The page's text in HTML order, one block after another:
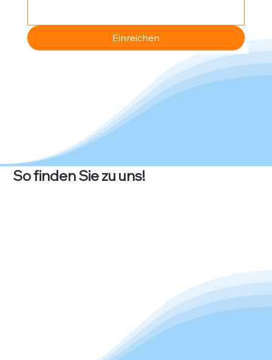
Einreichen
So finden Sie zu uns!